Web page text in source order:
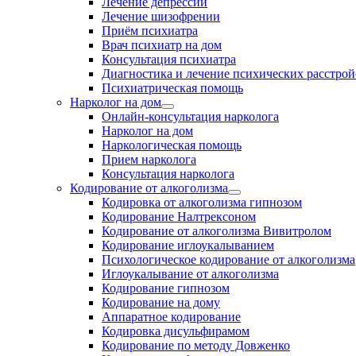
Лечение шизофрении
Приём психиатра
Врач психиатр на дом
Консультация психиатра
Диагностика и лечение психических
Психиатрическая помощь
Нарколог на дом
Онлайн-консультация нарколога
Нарколог на дом
Наркологическая помощь
Прием нарколога
Консультация нарколога
Кодирование от алкоголизма
Кодировка от алкоголизма гипнозом
Кодирование Налтрексоном
Кодирование от алкоголизма Вивитролом
Кодирование иглоукалыванием
Психологическое кодирование от алкоголизма
Иглоукалывание от алкоголизма
Кодирование гипнозом
Кодирование на дому
Аппаратное кодирование
Кодировка дисульфирамом
Кодирование по методу Довженко